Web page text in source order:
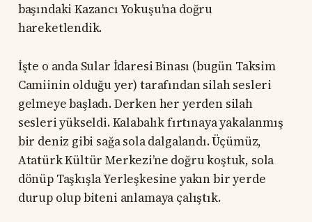
başındaki Kazancı Yokuşu’na doğru
hareketlendik.
İşte o anda Sular İdaresi Binası (bugün Taksim
Camiinin olduğu yer) tarafından silah sesleri
gelmeye başladı. Derken her yerden silah
sesleri yükseldi. Kalabalık fırtınaya yakalanmış
bir deniz gibi sağa sola dalgalandı. Üçümüz,
Atatürk Kültür Merkezi’ne doğru koştuk, sola
dönüp Taşkışla Yerleşkesine yakın bir yerde
durup olup biteni anlamaya çalıştık.